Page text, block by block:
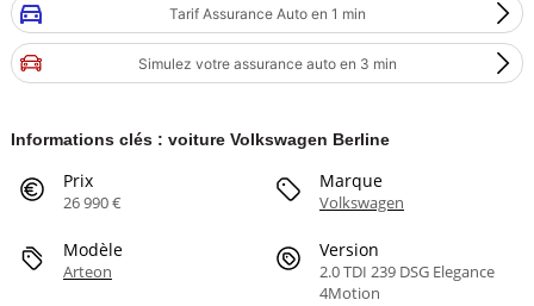
Tarif Assurance Auto en 1 min
Simulez votre assurance auto en 3 min
Informations clés : voiture Volkswagen Berline
Prix
26 990 €
Marque
Volkswagen
Modèle
Arteon
Version
2.0 TDI 239 DSG Elegance
4Motion